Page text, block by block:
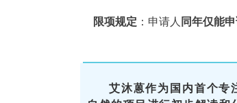
限项规定 ：申请人 同年仅能
艾沐蒽作为国内首个专